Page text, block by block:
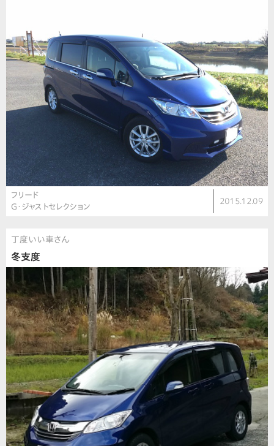
フリード
G・ジャストセレクション
2015.12.09
丁度いい車さん
冬支度